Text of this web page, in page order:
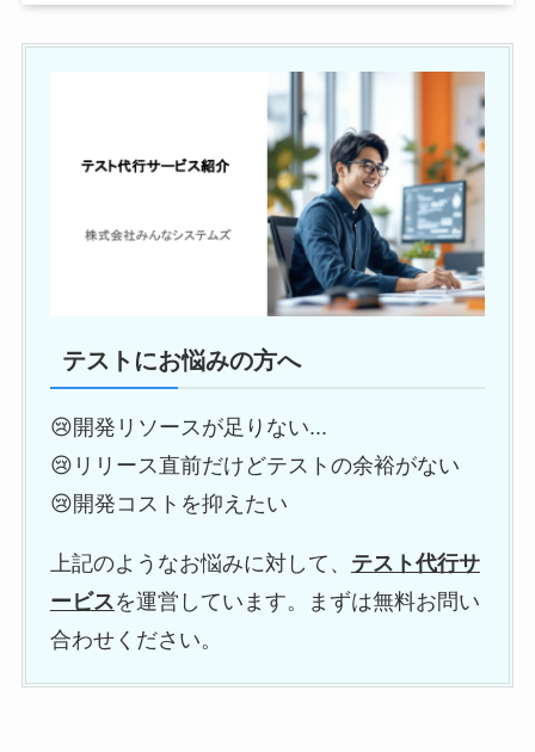
テストにお悩みの方へ
😢開発リソースが足りない...
😢リリース直前だけどテストの余裕がない
😢開発コストを抑えたい
上記のようなお悩みに対して、 テスト代行サ
ービスを運営しています。まずは無料お問い
合わせください。